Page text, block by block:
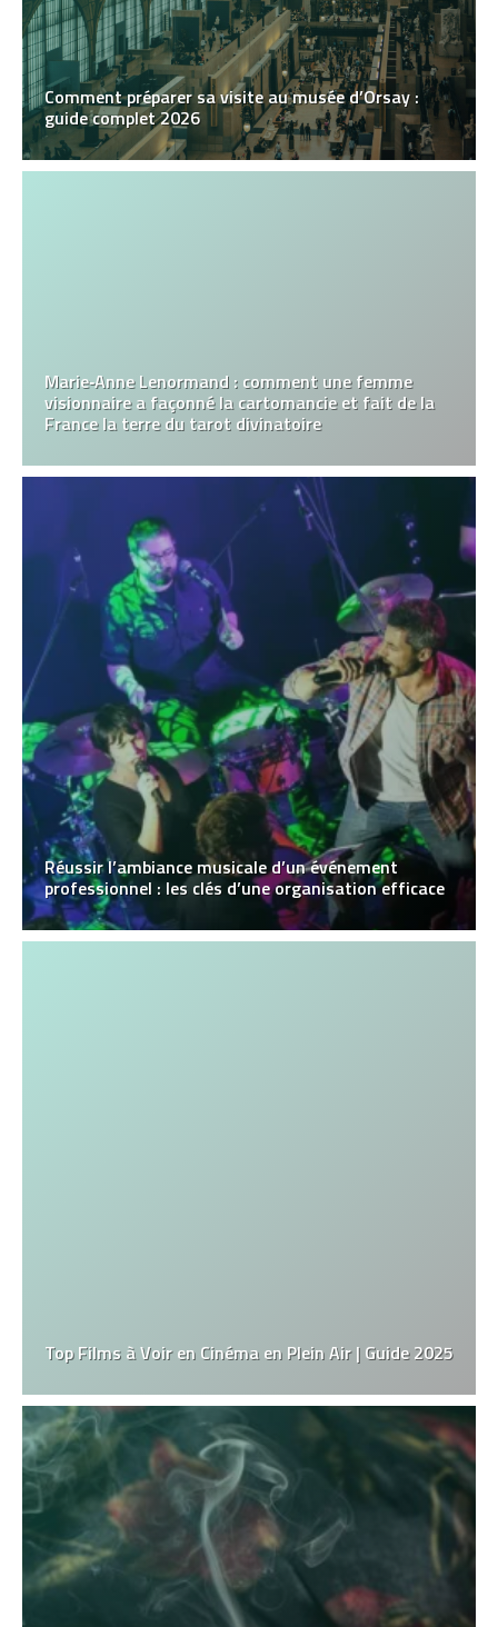
Comment préparer sa visite au musée d’Orsay :
guide complet 2026
Marie‑Anne Lenormand : comment une femme
visionnaire a façonné la cartomancie et fait de la
France la terre du tarot divinatoire
Réussir l’ambiance musicale d’un événement
professionnel : les clés d’une organisation efficace
Top Films à Voir en Cinéma en Plein Air | Guide 2025